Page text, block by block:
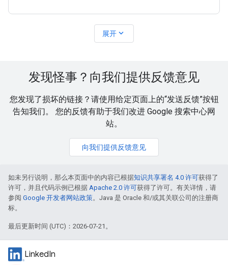
展开 expand_more
发现怪事？向我们提供反馈意见
您发现了损坏的链接？请使用给定页面上的“发送反馈”按钮
告知我们。 您的反馈有助于我们改进 Google 搜索中心网
站。
向我们提供反馈意见
如未另行说明，那么本页面中的内容已根据知识共享署名 4.0 许可获得了
许可，并且代码示例已根据 Apache 2.0 许可获得了许可。有关详情，请
参阅 Google 开发者网站政策。Java 是 Oracle 和/或其关联公司的注册商
标。
最后更新时间 (UTC)：2026-07-21。
LinkedIn